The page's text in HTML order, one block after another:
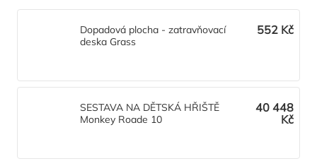
Dopadová plocha - zatravňovací
deska Grass
552 Kč
SESTAVA NA DĚTSKÁ HŘIŠTĚ
Monkey Roade 10
40 448
Kč